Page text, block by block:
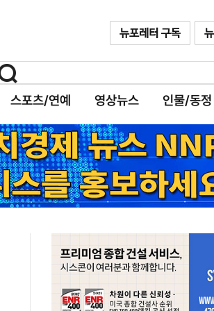
스포츠/연예 영상뉴스 인물/동정